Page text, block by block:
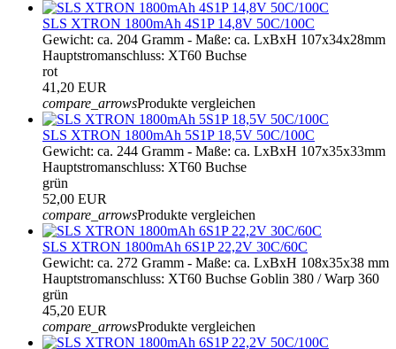
SLS XTRON 1800mAh 4S1P 14,8V 50C/100C
Gewicht: ca. 204 Gramm - Maße: ca. LxBxH 107x34x28mm
Hauptstromanschluss: XT60 Buchse
rot
41,20 EUR
compare_arrowsProdukte vergleichen
SLS XTRON 1800mAh 5S1P 18,5V 50C/100C
Gewicht: ca. 244 Gramm - Maße: ca. LxBxH 107x35x33mm
Hauptstromanschluss: XT60 Buchse
grün
52,00 EUR
compare_arrowsProdukte vergleichen
SLS XTRON 1800mAh 6S1P 22,2V 30C/60C
Gewicht: ca. 272 Gramm - Maße: ca. LxBxH 108x35x38 mm
Hauptstromanschluss: XT60 Buchse Goblin 380 / Warp 360
grün
45,20 EUR
compare_arrowsProdukte vergleichen